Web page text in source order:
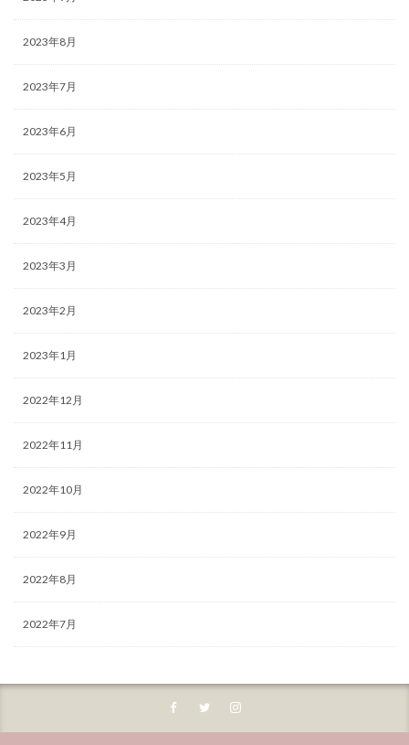
2023年8月
2023年7月
2023年6月
2023年5月
2023年4月
2023年3月
2023年2月
2023年1月
2022年12月
2022年11月
2022年10月
2022年9月
2022年8月
2022年7月